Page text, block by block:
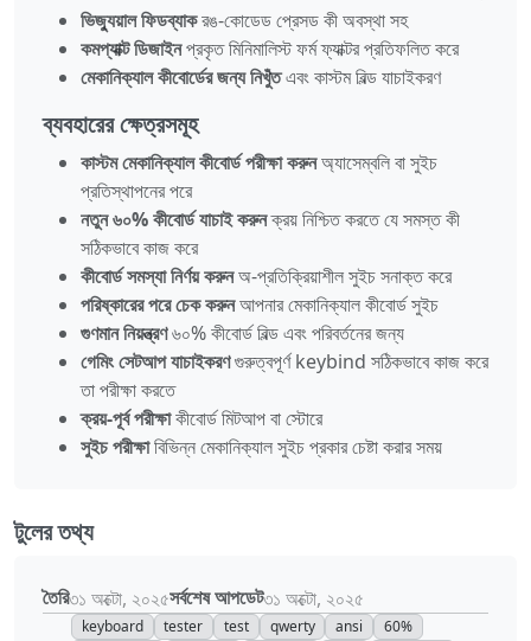
ভিজ্যুয়াল ফিডব্যাকরঙ-কোডেড প্রেসড কী অবস্থা সহ
কমপ্যাক্ট ডিজাইনপ্রকৃত মিনিমালিস্ট ফর্ম ফ্যাক্টর প্রতিফলিত করে
মেকানিক্যাল কীবোর্ডের জন্য নিখুঁতএবং কাস্টম বিল্ড যাচাইকরণ
ব্যবহারের ক্ষেত্রসমূহ
কাস্টম মেকানিক্যাল কীবোর্ড পরীক্ষা করুনঅ্যাসেম্বলি বা সুইচ
প্রতিস্থাপনের পরে
নতুন ৬০% কীবোর্ড যাচাই করুনক্রয় নিশ্চিত করতে যে সমস্ত কী
সঠিকভাবে কাজ করে
কীবোর্ড সমস্যা নির্ণয় করুনঅ-প্রতিক্রিয়াশীল সুইচ সনাক্ত করে
পরিষ্কারের পরে চেক করুনআপনার মেকানিক্যাল কীবোর্ড সুইচ
গুণমান নিয়ন্ত্রণ৬০% কীবোর্ড বিল্ড এবং পরিবর্তনের জন্য
গেমিং সেটআপ যাচাইকরণগুরুত্বপূর্ণ keybind সঠিকভাবে কাজ করে
তা পরীক্ষা করতে
ক্রয়-পূর্ব পরীক্ষাকীবোর্ড মিটআপ বা স্টোরে
সুইচ পরীক্ষাবিভিন্ন মেকানিক্যাল সুইচ প্রকার চেষ্টা করার সময়
টুলের তথ্য
তৈরি৩১ অক্টো, ২০২৫সর্বশেষ আপডেট৩১ অক্টো, ২০২৫
keyboard tester test qwerty ansi
60%